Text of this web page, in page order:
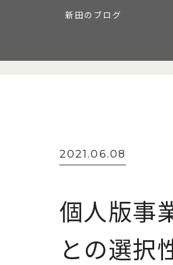
新田のブログ
2021.06.08
個人版事
との選択